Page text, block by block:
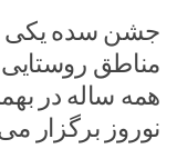
جشن سده یکی
مناطق
نوروز برگزار